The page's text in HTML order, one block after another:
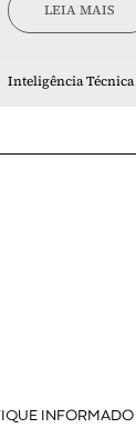
LEIA MAIS
Inteligência Técnica
INFORMADO